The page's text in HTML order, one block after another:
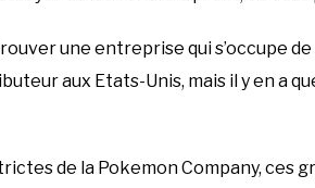
une entreprise qui s’occupe
aux Etats-Unis, mais il y en a
de la Pokemon Company, ces